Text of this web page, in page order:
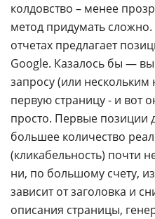
колдовство – менее
метод придумать
отчетах предлагает
Google. Казалось бы —
запросу (или нескольким
первую страницу - и вот
просто. Первые позиции
большее количество
(кликабельность) почти
ни, по большому счету,
зависит от заголовка и
описания страницы,